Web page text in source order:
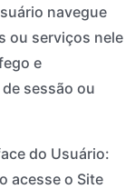
navegue
ou serviços nele
e
sessão ou
do Usuário:
acesse o Site